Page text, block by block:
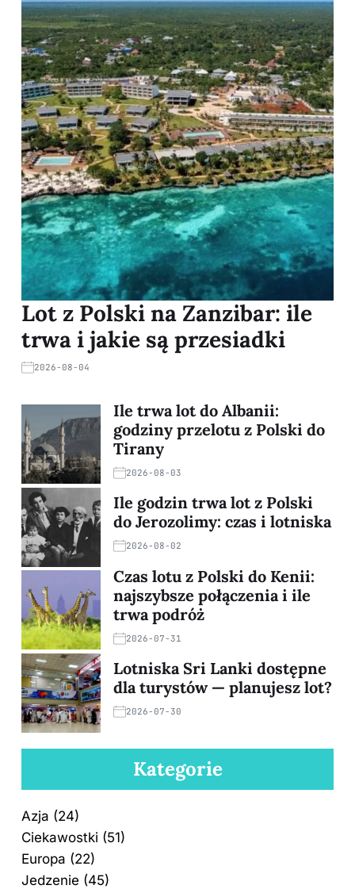
Lot z Polski na Zanzibar: ile
trwa i jakie są przesiadki
2026-08-04
Ile trwa lot do Albanii:
godziny przelotu z Polski do
Tirany
2026-08-03
Ile godzin trwa lot z Polski
do Jerozolimy: czas i lotniska
2026-08-02
Czas lotu z Polski do Kenii:
najszybsze połączenia i ile
trwa podróż
2026-07-31
Lotniska Sri Lanki dostępne
dla turystów — planujesz lot?
2026-07-30
Kategorie
Azja (24)
Ciekawostki (51)
Europa (22)
Jedzenie (45)